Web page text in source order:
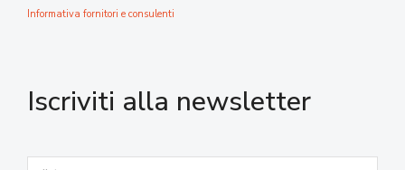
Informativa fornitori e consulenti
Iscriviti alla newsletter